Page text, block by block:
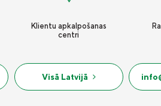
Klientu apkalpošanas
centri
Visā Latvijā